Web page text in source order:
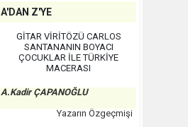
A'DAN Z'YE
GİTAR VİRİTÖZÜ CARLOS
SANTANANIN BOYACI
ÇOCUKLAR İLE TÜRKİYE
MACERASI
A.Kadir ÇAPANOĞLU
Yazarın Özgeçmişi